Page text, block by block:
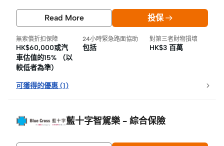
Read More 投保
無索償折扣保障
HK$60,000或汽
車估值的15% （以
較低者為準）
24小時緊急路面協助
包括
對第三者財物損壞
HK$3 百萬
可獲得的優惠 (1)
藍十字智駕樂 - 綜合保險